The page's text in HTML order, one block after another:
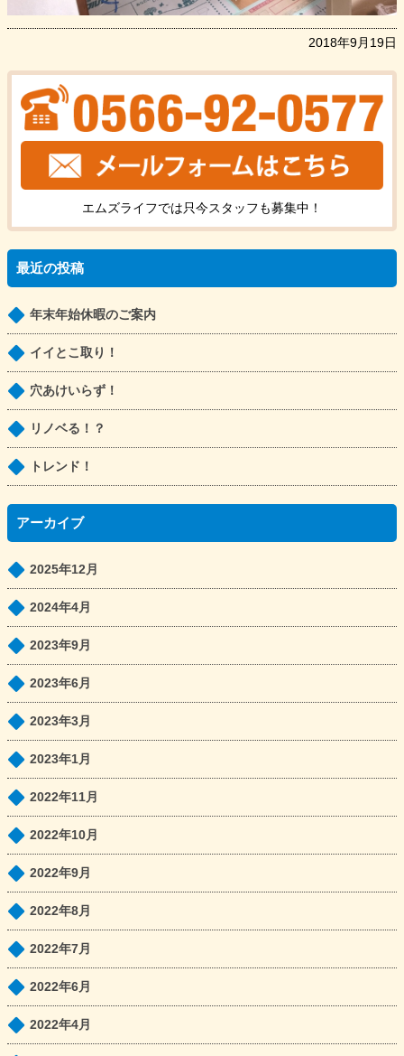
2018年9月19日
エムズライフでは只今スタッフも募集中！
最近の投稿
年末年始休暇のご案内
イイとこ取り！
穴あけいらず！
リノベる！？
トレンド！
アーカイブ
2025年12月
2024年4月
2023年9月
2023年6月
2023年3月
2023年1月
2022年11月
2022年10月
2022年9月
2022年8月
2022年7月
2022年6月
2022年4月